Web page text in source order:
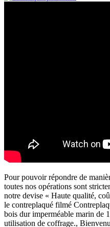
Pour pouvoir répondre de
toutes nos opérations sont
notre devise « Haute qualité,
le contreplaqué filmé
bois dur imperméable marin de
utilisation de coffrage.,